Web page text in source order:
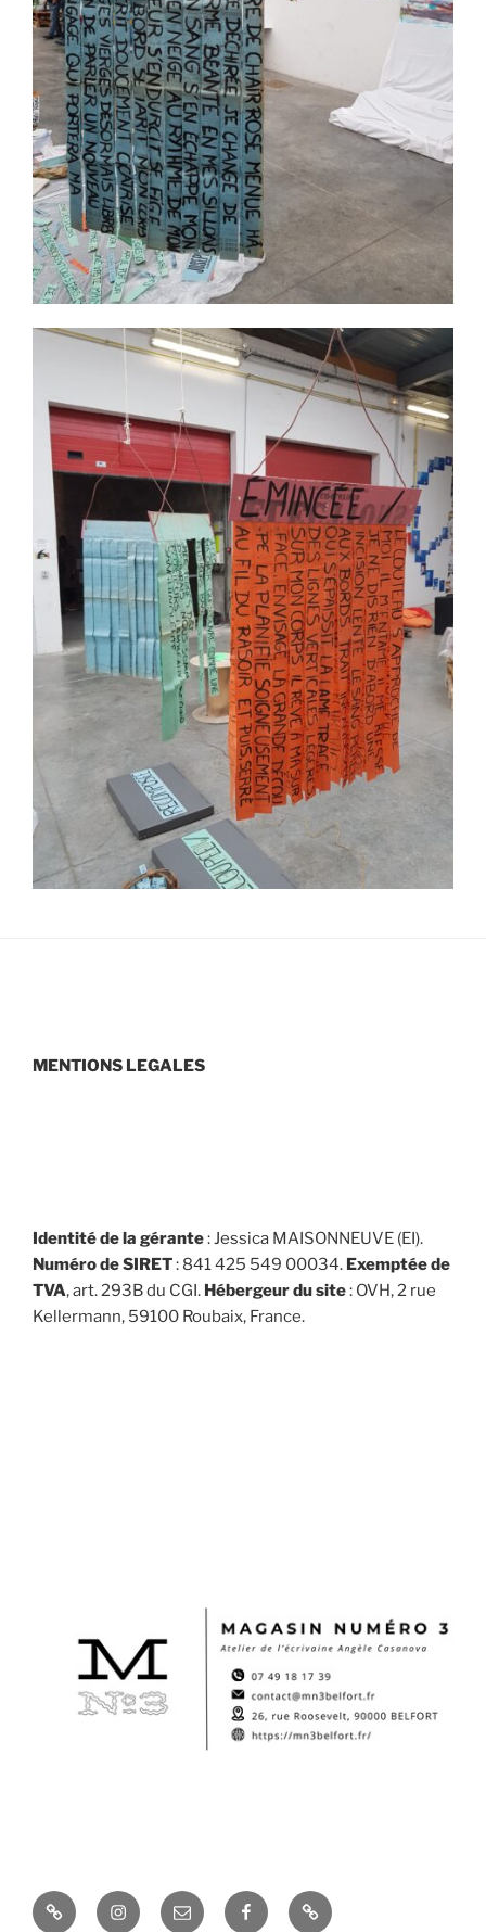
MENTIONS LEGALES
Identité de la gérante: Jessica MAISONNEUVE (EI).
Numéro de SIRET: 841 425 549 00034. Exemptée de
TVA, art. 293B du CGI. Hébergeur du site: OVH, 2 rue
Kellermann, 59100 Roubaix, France.
BoutiqueInstagram
E-
FacebookSite